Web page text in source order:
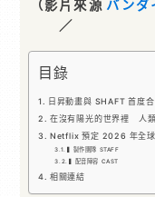
（影片來源
／
バンダ
目錄
日昇動畫與 SHAFT 首度
在沒有陽光的世界裡 人
Netflix 預定 2026 年全
▍製作團隊 STAFF
▍配音陣容 CAST
相關連結